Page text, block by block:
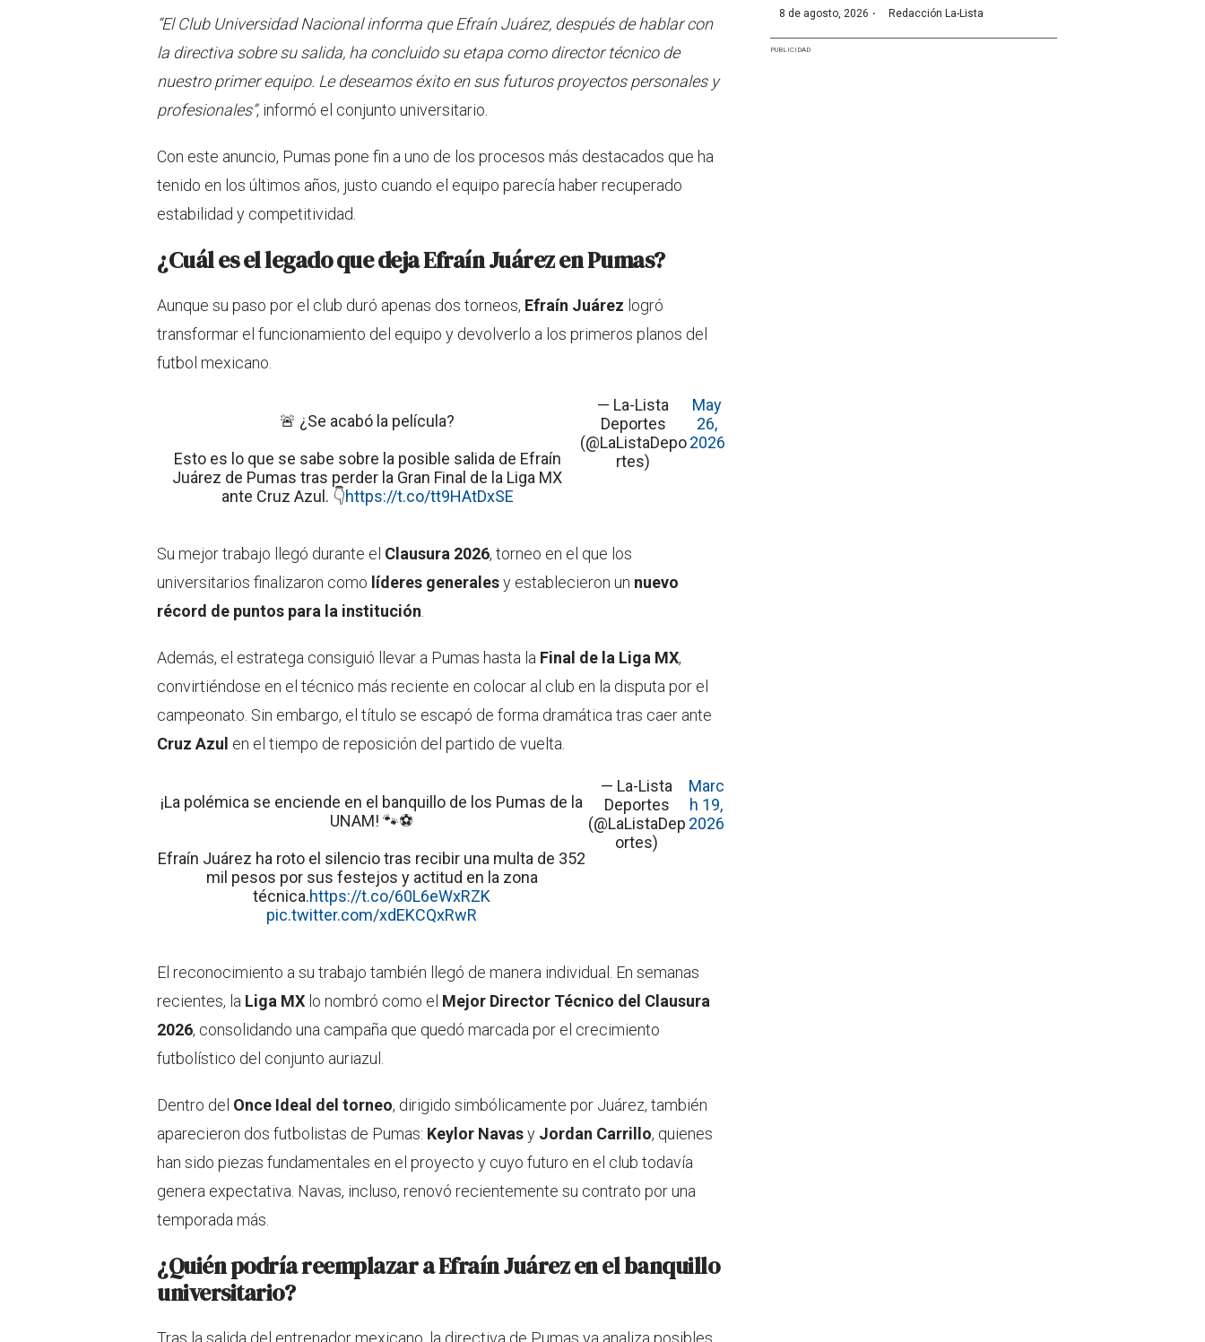
“El Club Universidad Nacional informa que Efraín Juárez, después de hablar con
la directiva sobre su salida, ha concluido su etapa como director técnico de
nuestro primer equipo. Le deseamos éxito en sus futuros proyectos personales y
profesionales”, informó el conjunto universitario.
Con este anuncio, Pumas pone fin a uno de los procesos más destacados que ha
tenido en los últimos años, justo cuando el equipo parecía haber recuperado
estabilidad y competitividad.
¿Cuál es el legado que deja Efraín Juárez en Pumas?
Aunque su paso por el club duró apenas dos torneos, Efraín Juárez logró
transformar el funcionamiento del equipo y devolverlo a los primeros planos del
futbol mexicano.
🚨 ¿Se acabó la película?
Esto es lo que se sabe sobre la posible salida de Efraín
Juárez de Pumas tras perder la Gran Final de la Liga MX
ante Cruz Azul. 👇https://t.co/tt9HAtDxSE
— La-Lista
Deportes
(@LaListaDepo
rtes)
May
26,
2026
Su mejor trabajo llegó durante el Clausura 2026, torneo en el que los
universitarios finalizaron como líderes generalesy establecieron un nuevo
récord de puntos para la institución
Además, el estratega consiguió llevar a Pumas hasta la Final de la Liga MX,
convirtiéndose en el técnico más reciente en colocar al club en la disputa por el
campeonato. Sin embargo, el título se escapó de forma dramática tras caer ante
Cruz Azul en el tiempo de reposición del partido de vuelta.
¡La polémica se enciende en el banquillo de los Pumas de la
UNAM! 🐾⚽️
Efraín Juárez ha roto el silencio tras recibir una multa de 352
mil pesos por sus festejos y actitud en la zona
técnica.https://t.co/60L6eWxRZK
pic.twitter.com/xdEKCQxRwR
— La-Lista
Deportes
(@LaListaDep
ortes)
Marc
h 19,
2026
El reconocimiento a su trabajo también llegó de manera individual. En semanas
recientes, la Liga MX lo nombró como el Mejor Director Técnico del Clausura
2026, consolidando una campaña que quedó marcada por el crecimiento
futbolístico del conjunto auriazul.
Dentro del Once Ideal del torneo, dirigido simbólicamente por Juárez, también
aparecieron dos futbolistas de Pumas: Keylor Navasy Jordan Carrillo, quienes
han sido piezas fundamentales en el proyecto y cuyo futuro en el club todavía
genera expectativa. Navas, incluso, renovó recientemente su contrato por una
temporada más.
¿Quién podría reemplazar a Efraín Juárez en el banquillo
universitario?
Tras la salida del entrenador mexicano, la directiva de Pumas ya analiza posibles
8 de agosto, 2026 · Redacción La-Lista
PUBLICIDAD